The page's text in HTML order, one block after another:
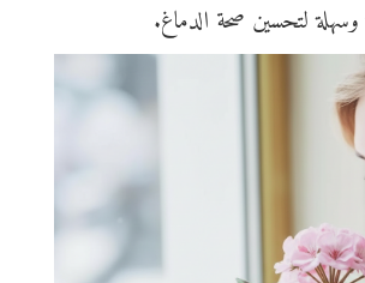
وسهلة لتحسين صحة الدماغ.